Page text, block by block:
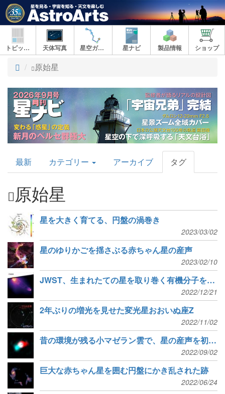
トピックス 天体写真 星空ガイド 星ナビ 製品情報 ショップ
ト
プ
原始星
AstroArts
Topics
最新 カテゴリー アーカイブ タグ
原始星
星を大きく育てる、円盤の渦巻き
2023/03/02
星のゆりかごを揺さぶる赤ちゃん星の産声
2023/02/10
JWST、生まれたての星を取り巻く有機分子をとらえる
2022/12/21
2年ぶりの増光を見せた変光星おおいぬ座Z
2022/11/02
昔の環境が残る小マゼラン雲で、星の産声を初検出
2022/09/02
巨大な赤ちゃん星を囲む円盤にかき乱された跡
2022/06/24